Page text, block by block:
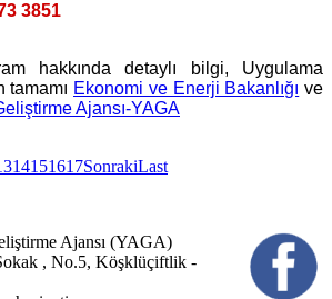
3851
hakkında detaylı bilgi, Uygulama
tamamı Ekonomi ve Enerji Bakanlığı ve
Ajansı-YAGA
14151617SonrakiLast
Ajansı (YAGA)
, No.5, Köşklüçiftlik -